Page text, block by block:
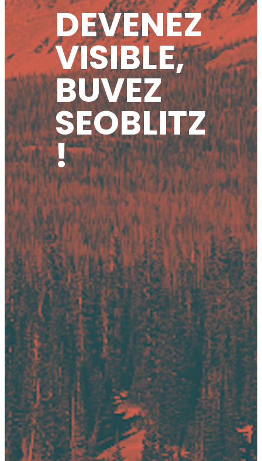
DEVENEZ
VISIBLE,
BUVEZ
SEOBLITZ
!